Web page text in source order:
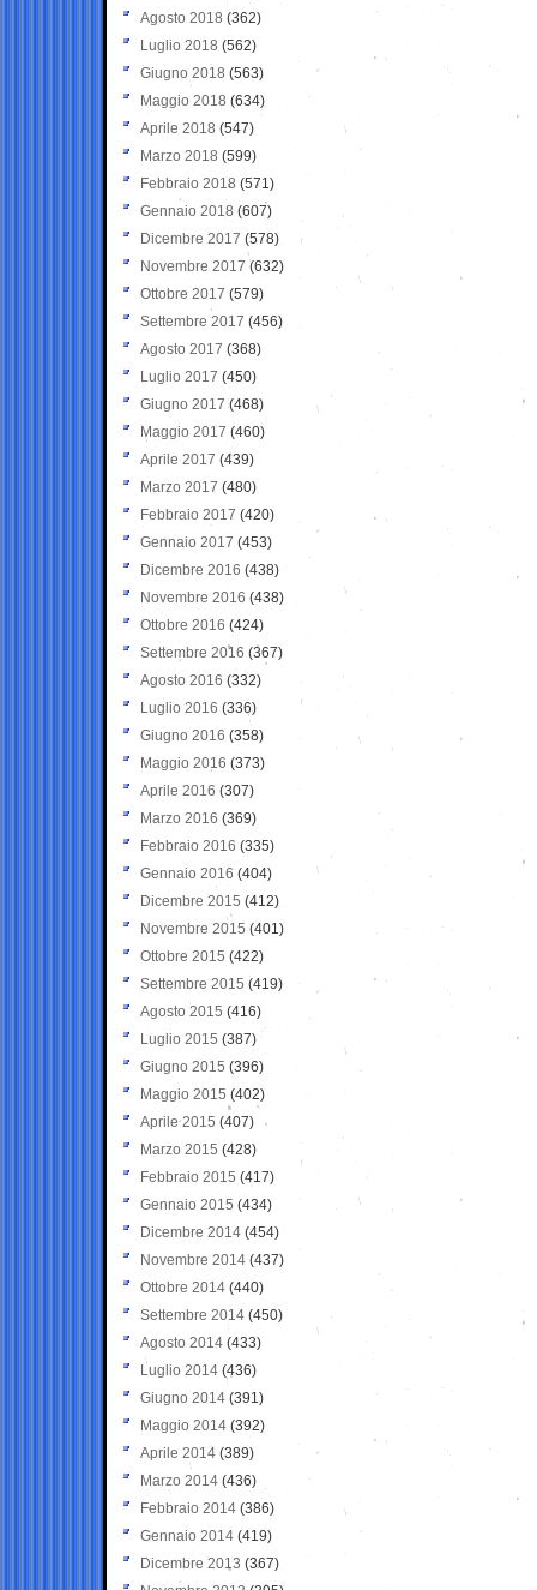
Agosto 2018 (362)
Luglio 2018 (562)
Giugno 2018 (563)
Maggio 2018 (634)
Aprile 2018 (547)
Marzo 2018 (599)
Febbraio 2018 (571)
Gennaio 2018 (607)
Dicembre 2017 (578)
Novembre 2017 (632)
Ottobre 2017 (579)
Settembre 2017 (456)
Agosto 2017 (368)
Luglio 2017 (450)
Giugno 2017 (468)
Maggio 2017 (460)
Aprile 2017 (439)
Marzo 2017 (480)
Febbraio 2017 (420)
Gennaio 2017 (453)
Dicembre 2016 (438)
Novembre 2016 (438)
Ottobre 2016 (424)
Settembre 2016 (367)
Agosto 2016 (332)
Luglio 2016 (336)
Giugno 2016 (358)
Maggio 2016 (373)
Aprile 2016 (307)
Marzo 2016 (369)
Febbraio 2016 (335)
Gennaio 2016 (404)
Dicembre 2015 (412)
Novembre 2015 (401)
Ottobre 2015 (422)
Settembre 2015 (419)
Agosto 2015 (416)
Luglio 2015 (387)
Giugno 2015 (396)
Maggio 2015 (402)
Aprile 2015 (407)
Marzo 2015 (428)
Febbraio 2015 (417)
Gennaio 2015 (434)
Dicembre 2014 (454)
Novembre 2014 (437)
Ottobre 2014 (440)
Settembre 2014 (450)
Agosto 2014 (433)
Luglio 2014 (436)
Giugno 2014 (391)
Maggio 2014 (392)
Aprile 2014 (389)
Marzo 2014 (436)
Febbraio 2014 (386)
Gennaio 2014 (419)
Dicembre 2013 (367)